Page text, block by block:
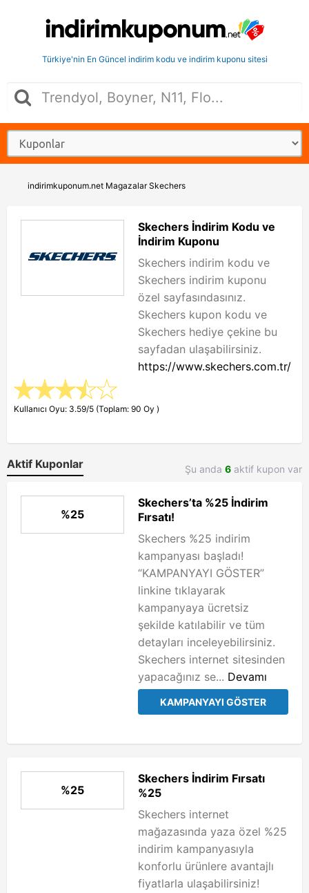
Türkiye'nin En Güncel indirim kodu ve indirim kuponu sitesi
indirimkuponum.net Magazalar Skechers
Skechers İndirim Kodu ve
İndirim Kuponu
Skechers indirim kodu ve
Skechers indirim kuponu
özel sayfasındasınız.
Skechers kupon kodu ve
Skechers hediye çekine bu
sayfadan ulaşabilirsiniz.
https://www.skechers.com.tr/
Kullanıcı Oyu: 3.59/5 (Toplam: 90 Oy )
Aktif Kuponlar Şu anda 6 aktif kupon var
%25
Skechers’ta %25 İndirim
Fırsatı!
Skechers %25 indirim
kampanyası başladı!
“KAMPANYAYI GÖSTER”
linkine tıklayarak
kampanyaya ücretsiz
şekilde katılabilir ve tüm
detayları inceleyebilirsiniz.
Skechers internet sitesinden
yapacağınız se... Devamı
KAMPANYAYI GÖSTER
%25
Skechers İndirim Fırsatı
%25
Skechers internet
mağazasında yaza özel %25
indirim kampanyasıyla
konforlu ürünlere avantajlı
fiyatlarla ulaşabilirsiniz!